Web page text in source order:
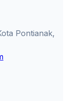
Pontianak,